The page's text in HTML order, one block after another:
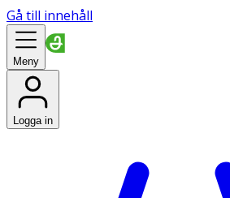
Gå till innehåll
Meny
Logga in